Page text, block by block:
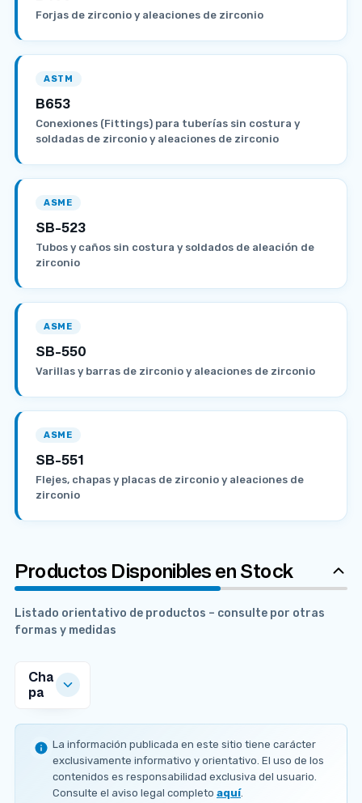
Forjas de zirconio y aleaciones de zirconio
ASTM
B653
Conexiones (Fittings) para tuberías sin costura y
soldadas de zirconio y aleaciones de zirconio
ASME
SB-523
Tubos y caños sin costura y soldados de aleación de
zirconio
ASME
SB-550
Varillas y barras de zirconio y aleaciones de zirconio
ASME
SB-551
Flejes, chapas y placas de zirconio y aleaciones de
zirconio
Productos Disponibles en Stock
Listado orientativo de productos – consulte por otras
formas y medidas
Cha
pa
E
La información publicada en este sitio tiene carácter
exclusivamente informativo y orientativo. El uso de los
contenidos es responsabilidad exclusiva del usuario.
Consulte el aviso legal completo aquí.